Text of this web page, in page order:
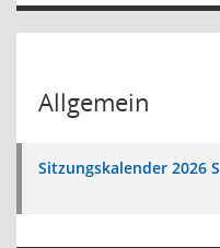
Allgemein
Sitzungskalender 2026